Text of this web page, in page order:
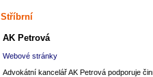
Stříbrní
AK Petrová
Webové stránky
Advokátní kancelář AK Petrová podporuje